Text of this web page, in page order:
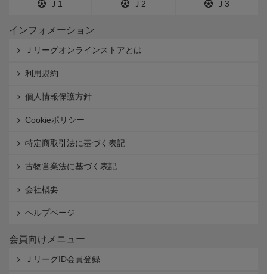
Ｊ1 Ｊ2 Ｊ3
インフォメーション
Ｊリーグオンラインストアとは
利用規約
個人情報保護方針
Cookieポリシー
特定商取引法に基づく表記
古物営業法に基づく表記
会社概要
ヘルプページ
会員向けメニュー
ＪリーグID会員登録